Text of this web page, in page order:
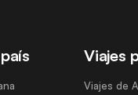
Viajes
Viajes de